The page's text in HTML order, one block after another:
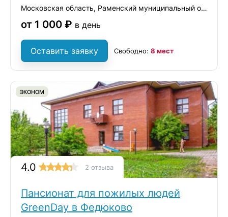
Московская область, Раменский муниципальный округ, деревня Вялки, 1-я Железнодорожная улица, 42
от 1 000 ₽ в день
Оставить заявку Свободно: 8 мест
ЭКОНОМ
4.0 2 отзыва
Пансионат для пожилых людей
GreenDay в Федюково